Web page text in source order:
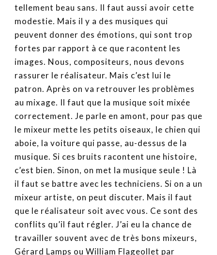
tellement beau sans. Il faut aussi avoir cette
modestie. Mais il y a des musiques qui
peuvent donner des émotions, qui sont trop
fortes par rapport à ce que racontent les
images. Nous, compositeurs, nous devons
rassurer le réalisateur. Mais c’est lui le
patron. Après on va retrouver les problèmes
au mixage. Il faut que la musique soit mixée
correctement. Je parle en amont, pour pas que
le mixeur mette les petits oiseaux, le chien qui
aboie, la voiture qui passe, au-dessus de la
musique. Si ces bruits racontent une histoire,
c’est bien. Sinon, on met la musique seule ! Là
il faut se battre avec les techniciens. Si on a un
mixeur artiste, on peut discuter. Mais il faut
que le réalisateur soit avec vous. Ce sont des
conflits qu’il faut régler. J’ai eu la chance de
travailler souvent avec de très bons mixeurs,
Gérard Lamps ou William Flageollet par